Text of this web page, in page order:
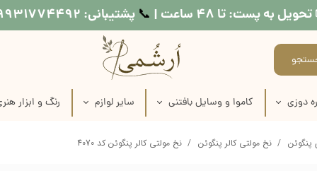
دوزی
دوزی
کاموا و وسایل بافتنی
عروسک بافتنی
سایر لوازم
طرح کوبلن
رنگ و ابزار
به پست: تا ۴۸ ساعت | 📞​​​​​​​ پشتیبانی: ۰۹۹۳۱۷۷۴۴۹۲
پنگوئن نخ مولتی کالر پنگوئن نخ مولتی کالر پنگوئن کد 4070